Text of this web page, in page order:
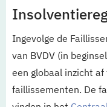
Ingevolge de
van BVDV (in
een globaal inzicht
faillissementen. De